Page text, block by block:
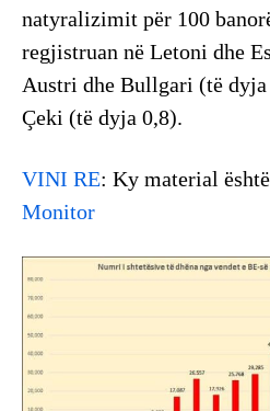
natyralizimit për 100
regjistruan në Letoni dhe
Austri dhe Bullgari (të
Çeki (të dyja 0,8).
VINI RE: Ky material
Monitor